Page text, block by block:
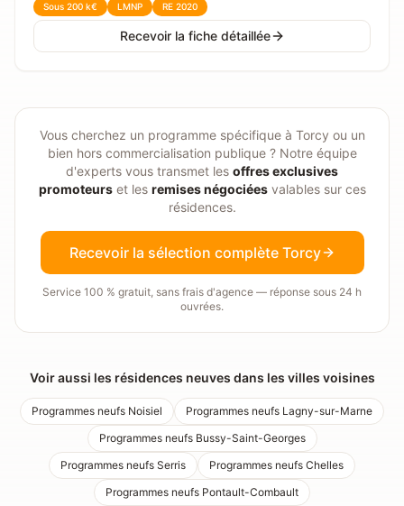
Sous 200 k€ LMNP RE 2020
Recevoir la fiche détaillée
Vous cherchez un programme spécifique à Torcy ou un
bien hors commercialisation publique ? Notre équipe
d'experts vous transmet les offres exclusives
promoteurset les remises négociées valables sur ces
résidences.
Recevoir la sélection complète Torcy
Service 100 % gratuit, sans frais d'agence — réponse sous 24 h
ouvrées.
Voir aussi les résidences neuves dans les villes voisines
Programmes neufs Noisiel Programmes neufs Lagny-sur-Marne
Programmes neufs Bussy-Saint-Georges
Programmes neufs Serris Programmes neufs Chelles
Programmes neufs Pontault-Combault